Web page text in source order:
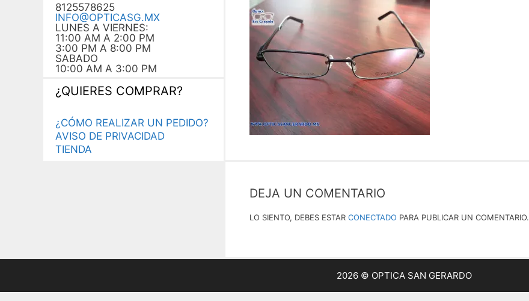
DEJA UN COMENTARIO
LO SIENTO, DEBES ESTAR CONECTADO PARA PUBLICAR UN COMENTARIO.
8125578625
INFO@OPTICASG.MX
LUNES A VIERNES:
11:00 AM A 2:00 PM
3:00 PM A 8:00 PM
SABADO
10:00 AM A 3:00 PM
¿QUIERES COMPRAR?
¿CÓMO REALIZAR UN PEDIDO?
AVISO DE PRIVACIDAD
TIENDA
2026 © OPTICA SAN GERARDO